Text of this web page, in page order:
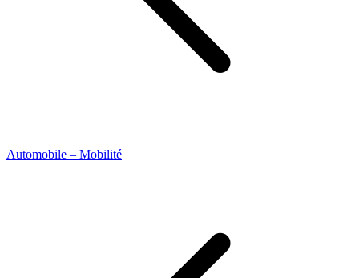
Automobile – Mobilité